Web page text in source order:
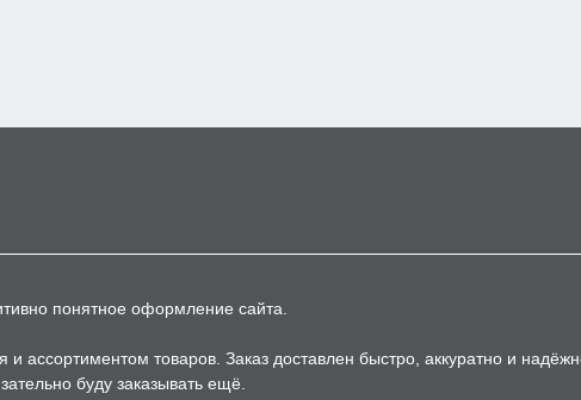
понятное оформление сайта.
и ассортиментом товаров. Заказ доставлен быстро, аккуратно и
буду заказывать ещё.